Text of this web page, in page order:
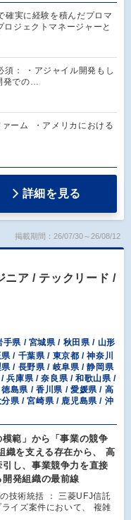
確実に経験を積んだプロマ
ジェクトマネージャーと
須： ・アジャイル開発もし
発での…
ァーム ・アメリカにおける
詳細を見る
掲載期間：26/07/30～26/08/12
ニア / テックリード /
県 / 宮城県 / 秋田県 / 山形
/ 千葉県 / 東京都 / 神奈川
/ 長野県 / 岐阜県 / 静岡県
兵庫県 / 奈良県 / 和歌山県 /
島県 / 香川県 / 愛媛県 / 高
県 / 宮崎県 / 鹿児島県 / 沖
範」から「事業の競争
織を支える存在から、 高
し、事業競争力を直接
発組織の最前線
技術統括 ： 三菱UFJ信託
イズ案件において、 複雑